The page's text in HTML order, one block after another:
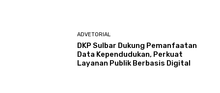
ADVETORIAL
DKP Sulbar Dukung Pemanfaatan
Data Kependudukan, Perkuat
Layanan Publik Berbasis Digital